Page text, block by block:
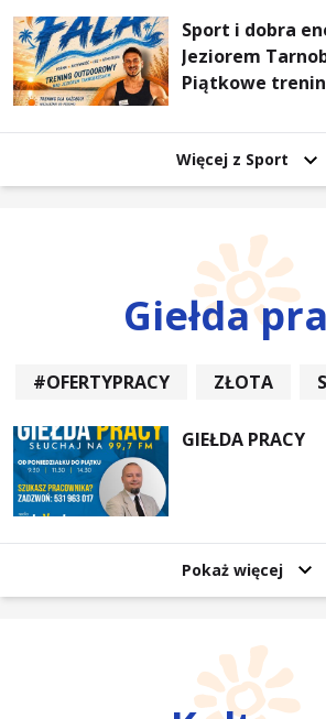
Sport i dobra
Jeziorem
Piątkowe
Więcej z Sport
Giełda
#OFERTYPRACY ZŁOTA
GIEŁDA PRACY
Pokaż więcej